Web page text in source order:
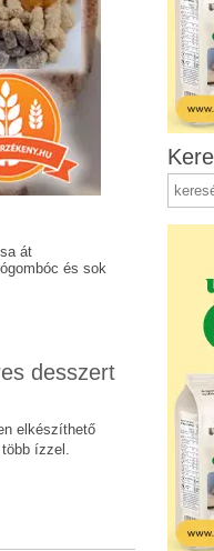
át
és sok
desszert
elkészíthető
ízzel.